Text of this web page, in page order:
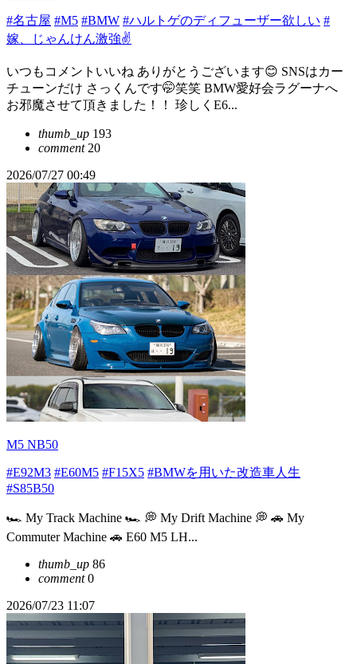
#名古屋 #M5 #BMW #ハルトゲのディフューザー欲しい #
嫁、じゃんけん激強✌️
いつもコメントいいね ありがとうございます😊 SNSはカー
チューンだけ さっくんです🤭笑笑 BMW愛好会ラグーナへ
お邪魔させて頂きました！！ 珍しくE6...
thumb_up 193
comment20
2026/07/27 00:49
M5 NB50
#E92M3 #E60M5 #F15X5 #BMWを用いた改造車人生
#S85B50
⁡🏎 My Track Machine 🏎 💭 My Drift Machine 💭 ⁡🚗 My
Commuter Machine 🚗 E60 M5 LH...
thumb_up 86
comment0
2026/07/23 11:07